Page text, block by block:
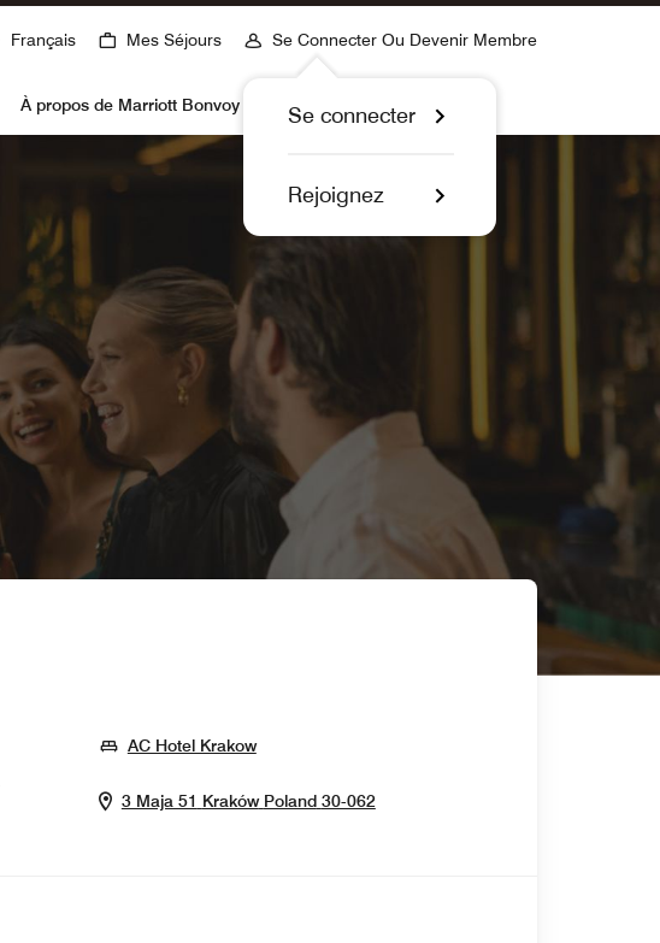
Français Mes Séjours Se Connecter Ou Devenir Membre
Se connecter
Rejoignez
À propos de Marriott Bonvoy
AC Hotel KrakowOpens In New Window
3 Maja 51 Kraków Poland 30-062Opens In New Window